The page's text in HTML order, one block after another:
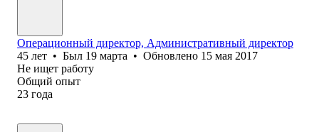
Операционный директор, Административный директор
45 лет • Был 19 марта • Обновлено 15 мая 2017
Не ищет работу
Общий опыт
23 года